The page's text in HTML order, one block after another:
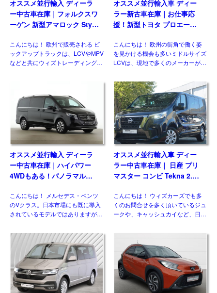
オススメ並行輸入 ディーラ
ー中古車在庫｜フォルクスワ
ーゲン 新型アマロック Style
ドル
こんにちは！ 欧州で販売される ピ
ックアップトラックは、LCVやMPV
などと共にウィズトレーディング
イラックスに続 […]
オススメ並行輸入車 ディー
ラー新古車在庫｜お仕事応
援！新型トヨタ プロエース
3人乗り6MT 右ハンドル
こんにちは！ 欧州の街角で働く姿
を見かける機会も多いミドルサイズ
LCVは、現地で多くのメーカーがラ
日本市場にひとつも正規導入されて
おりません。そのなかでも欧州で高
い評価を得ている国産メーカ […]
オススメ並行輸入 ディーラ
ー中古車在庫｜ハイパワー
4WDもある！パノラマルー
ス V300d アバンギャルド ロ
ング 4Matic 9G-Tronic 左ハ
ンドル
こんにちは！ メルセデス・ベンツ
のVクラス。日本市場にも既に導入
されているモデルではありますが、
的な仕様があるのをご存じですか？
新世代ダウンサイジングユニットに
統一、クラス最強となるパワ […]
オススメ並行輸入車 ディー
ラー中古車在庫｜ 日産 プリ
マスター コンビ Tekna 2.0
ハンドル
こんにちは！ ウィズカーズでも多
くのお問合せを多く頂いているジュ
ークや、キャッシュカイなど、日本
のLCV、NV300（NISSAN NV300